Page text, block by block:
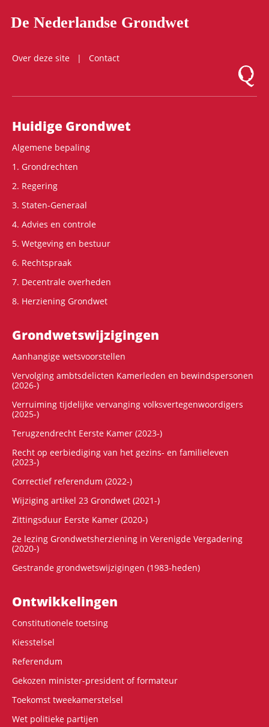
De Nederlandse Grondwet
Over deze site
Contact
Logo
Hoofdnavigatie
Huidige Grondwet
Algemene bepaling
1. Grondrechten
2. Regering
3. Staten-Generaal
4. Advies en controle
5. Wetgeving en bestuur
6. Rechtspraak
7. Decentrale overheden
8. Herziening Grondwet
Grondwets­wijzigingen
Aanhangige wetsvoorstellen
Vervolging ambtsdelicten Kamerleden en bewindspersonen
(2026-)
Verruiming tijdelijke vervanging volksvertegenwoordigers
(2025-)
Terugzendrecht Eerste Kamer (2023-)
Recht op eerbiediging van het gezins- en familieleven
(2023-)
Correctief referendum (2022-)
Wijziging artikel 23 Grondwet (2021-)
Zittingsduur Eerste Kamer (2020-)
2e lezing Grondwetsherziening in Verenigde Vergadering
(2020-)
Gestrande grondwetswijzigingen (1983-heden)
Ontwikke­lingen
Constitutionele toetsing
Kiesstelsel
Referendum
Gekozen minister-president of formateur
Toekomst tweekamerstelsel
Wet politieke partijen